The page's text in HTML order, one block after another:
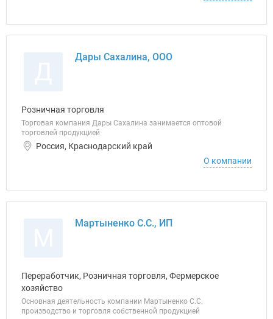
Дары Сахалина, ООО
Розничная торговля
Торговая компания Дары Сахалина занимается оптовой
торговлей продукцией
Россия, Краснодарский край
О компании
Мартыненко С.С., ИП
Переработчик, Розничная торговля, Фермерское
хозяйство
Основная деятельность компании Мартыненко С.С.
производство и торговля собственной продукцией